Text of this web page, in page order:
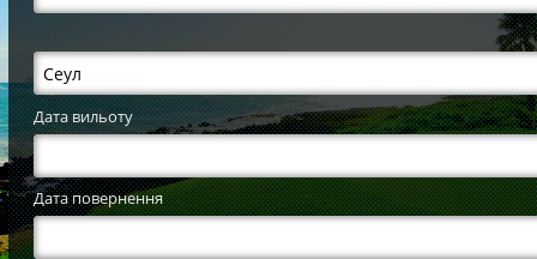
Дата вильоту
Дата повернення